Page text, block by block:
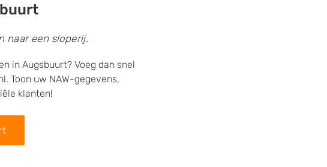
naar een sloperij.
in Augsbuurt? Voeg dan snel
Toon uw NAW-gegevens,
klanten!